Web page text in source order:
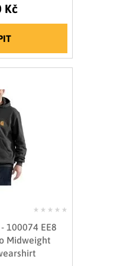
Kč
100074 EE8
Midweight